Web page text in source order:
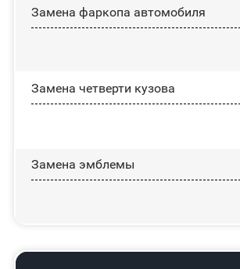
Замена фаркопа автомобиля
Замена четверти кузова
Замена эмблемы